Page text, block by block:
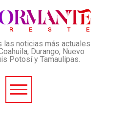
las noticias más actuales
Durango, Nuevo
Potosí y Tamaulipas.